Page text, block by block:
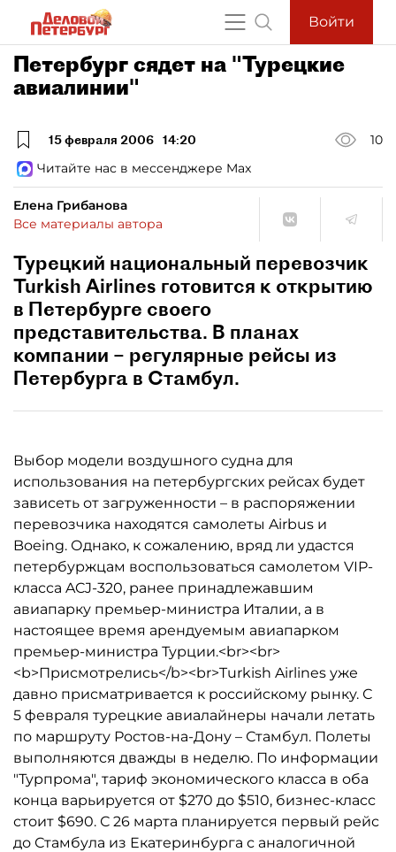
Войти
Петербург сядет на "Турецкие
авиалинии"
15 февраля 2006 14:20
10
Читайте нас в мессенджере Max
Елена Грибанова
Все материалы автора
Турецкий национальный перевозчик
Turkish Airlines готовится к открытию
в Петербурге своего
представительства. В планах
компании – регулярные рейсы из
Петербурга в Стамбул.
Выбор модели воздушного судна для
использования на петербургских рейсах будет
зависеть от загруженности – в распоряжении
перевозчика находятся самолеты Airbus и
Boeing. Однако, к сожалению, вряд ли удастся
петербуржцам воспользоваться самолетом VIP-
класса ACJ-320, ранее принадлежавшим
авиапарку премьер-министра Италии, а в
настоящее время арендуемым авиапарком
премьер-министра Турции.<br><br>
<b>Присмотрелись</b><br>Turkish Airlines уже
давно присматривается к российскому рынку. С
5 февраля турецкие авиалайнеры начали летать
по маршруту Ростов-на-Дону – Стамбул. Полеты
выполняются дважды в неделю. По информации
"Турпрома", тариф экономического класса в оба
конца варьируется от $270 до $510, бизнес-класс
стоит $690. С 26 марта планируется первый рейс
до Стамбула из Екатеринбурга с аналогичной